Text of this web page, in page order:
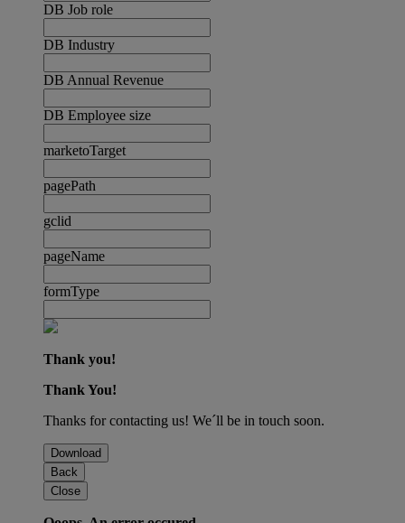
DB Job role
DB Industry
DB Annual Revenue
DB Employee size
marketoTarget
pagePath
gclid
pageName
formType
Thank you!
Thank You!
Thanks for contacting us! We´ll be in touch soon.
Download
Back
Close